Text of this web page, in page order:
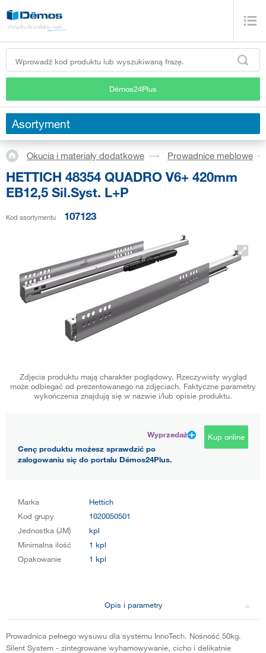
Démos24Plus
Asortyment
Okucia i materiały dodatkowe Prowadnice meblowe
HETTICH 48354 QUADRO V6+ 420mm
EB12,5 Sil.Syst. L+P
Kod asortymentu 107123
Zdjęcia produktu mają charakter poglądowy. Rzeczywisty wygląd
może odbiegać od prezentowanego na zdjęciach. Faktyczne parametry
wykończenia znajdują się w nazwie i/lub opisie produktu.
Wyprzedaż
Cenę produktu możesz sprawdzić po
zalogowaniu się do portalu Démos24Plus.
Kup online
Marka
Hettich
Kod grupy
1020050501
Jednostka (JM)
kpl
Minimalna ilość
1 kpl
Opakowanie
1 kpl
Opis i parametry
Prowadnica pełnego wysuwu dla systemu InnoTech. Nośność 50kg.
Silent System - zintegrowane wyhamowywanie, cicho i delikatnie